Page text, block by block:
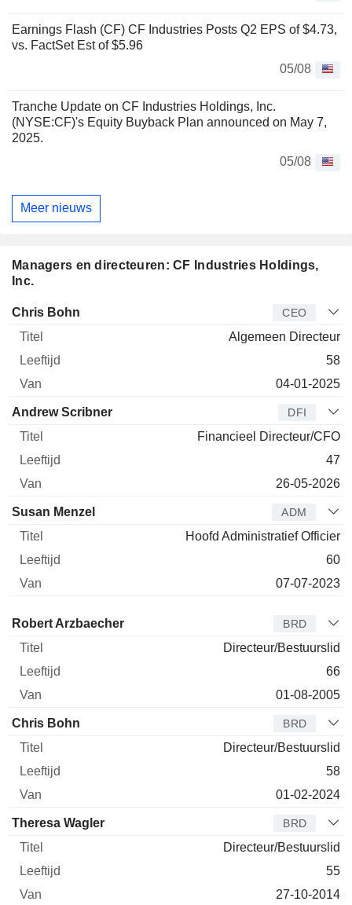
Earnings Flash (CF) CF Industries Posts Q2 EPS of $4.73,
vs. FactSet Est of $5.96
05/08
Tranche Update on CF Industries Holdings, Inc.
(NYSE:CF)'s Equity Buyback Plan announced on May 7,
2025.
05/08
Meer nieuws
Managers en directeuren: CF Industries Holdings,
Inc.
Bedrijfsleider
Chris Bohn CEO
Algemeen Directeur
58
04-01-2025
Andrew Scribner DFI
Financieel Directeur/CFO
47
26-05-2026
Susan Menzel ADM
Hoofd Administratief Officier
60
07-07-2023
Bestuurder Titel Leeftijd
Robert Arzbaecher BRD
Directeur/Bestuurslid
66
01-08-2005
Chris Bohn BRD
Directeur/Bestuurslid
58
01-02-2024
Theresa Wagler BRD
Directeur/Bestuurslid
55
27-10-2014